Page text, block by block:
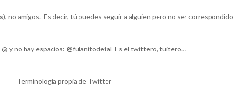
), no amigos. Es decir, tú puedes seguir a alguien pero no ser correspondido
y no hay espacios: @fulanitodetal Es el twittero, tuitero…
Terminología propia de Twitter